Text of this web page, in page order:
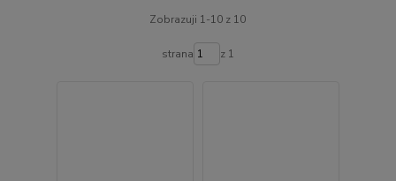
Zobrazuji 1-10 z 10
strana z 1